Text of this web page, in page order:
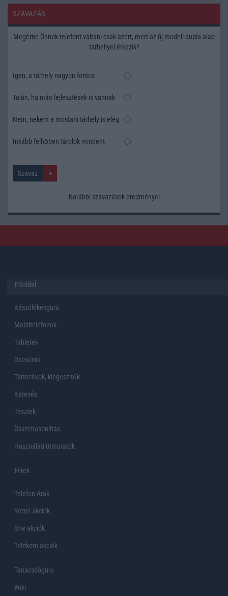
SZAVAZÁS
Megérné Önnek telefont váltani csak azért, mert az új modell dupla alap
tárhellyel érkezik?
Igen, a tárhely nagyon fontos
Talán, ha más fejlesztések is vannak
Nem, nekem a mostani tárhely is elég
Inkább felhőben tárolok mindent
Korábbi szavazások eredményei
Főoldal
Készülékekguru
Mobiltelefonok
Tabletek
Okosórák
Tartozékok, kiegeszítők
Keresés
Tesztek
Összehasonlítás
Használati útmutatók
Hirek
Telefon Árak
Yettel akciók
One akciók
Telekom akciók
Tanácsdóguru
Wiki